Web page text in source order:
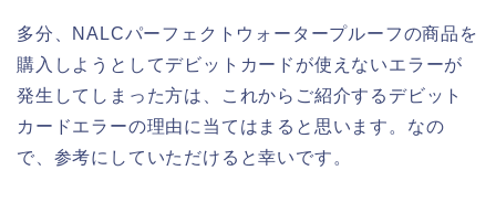
多分、NALCパーフェクトウォータープルーフの商品を
購入しようとしてデビットカードが使えないエラーが
発生してしまった方は、これからご紹介するデビット
カードエラーの理由に当てはまると思います。なの
で、参考にしていただけると幸いです。